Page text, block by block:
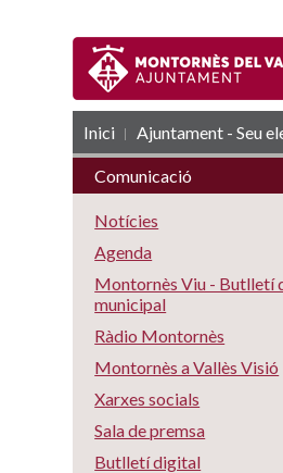
Inici Ajuntament - Seu
Comunicació
Notícies
Agenda
Montornès Viu - Butlletí
municipal
Ràdio Montornès
Montornès a Vallès Visió
Xarxes socials
Sala de premsa
Butlletí digital